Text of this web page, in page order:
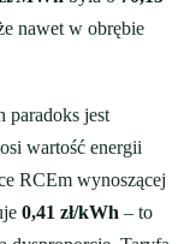
nawet w obrębie
paradoks jest
wartość energii
RCEm wynoszącej
0,41 zł/kWh – to